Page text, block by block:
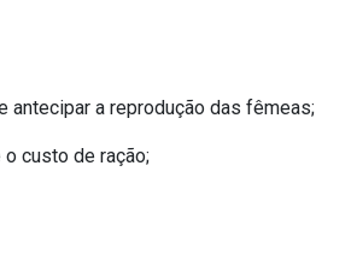
antecipar a reprodução das fêmeas;
custo de ração;